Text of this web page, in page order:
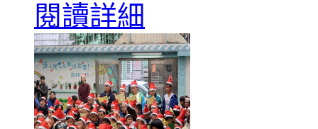
閱讀詳細